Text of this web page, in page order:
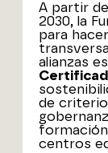
A partir
2030, la
para
alianzas
de
centros